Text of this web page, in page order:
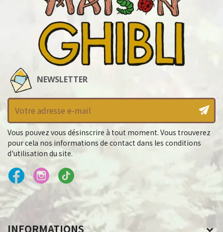
NEWSLETTER
Vous pouvez vous désinscrire à tout moment. Vous trouverez
pour cela nos informations de contact dans les conditions
d'utilisation du site.
INFORMATIONS